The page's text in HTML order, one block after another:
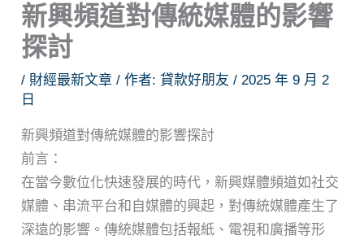
新興頻道對傳統媒體的影響
探討
/ 財經最新文章 / 作者:貸款好朋友/ 2025 年 9 月 2
日
新興頻道對傳統媒體的影響探討
前言：
在當今數位化快速發展的時代，新興媒體頻道如社交
媒體、串流平台和自媒體的興起，對傳統媒體產生了
深遠的影響。傳統媒體包括報紙、電視和廣播等形